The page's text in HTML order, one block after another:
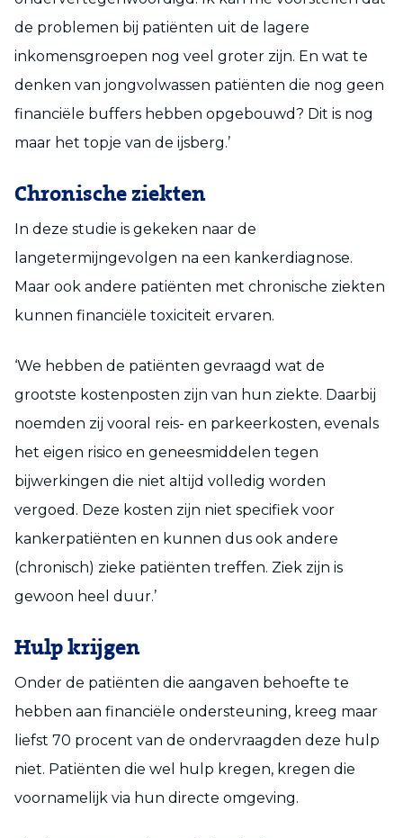
de problemen bij patiënten uit de lagere
inkomensgroepen nog veel groter zijn. En wat te
denken van jongvolwassen patiënten die nog geen
financiële buffers hebben opgebouwd? Dit is nog
maar het topje van de ijsberg.’
Chronische ziekten
In deze studie is gekeken naar de
langetermijngevolgen na een kankerdiagnose.
Maar ook andere patiënten met chronische ziekten
kunnen financiële toxiciteit ervaren.
‘We hebben de patiënten gevraagd wat de
grootste kostenposten zijn van hun ziekte. Daarbij
noemden zij vooral reis- en parkeerkosten, evenals
het eigen risico en geneesmiddelen tegen
bijwerkingen die niet altijd volledig worden
vergoed. Deze kosten zijn niet specifiek voor
kankerpatiënten en kunnen dus ook andere
(chronisch) zieke patiënten treffen. Ziek zijn is
gewoon heel duur.’
Hulp krijgen
Onder de patiënten die aangaven behoefte te
hebben aan financiële ondersteuning, kreeg maar
liefst 70 procent van de ondervraagden deze hulp
niet. Patiënten die wel hulp kregen, kregen die
voornamelijk via hun directe omgeving.